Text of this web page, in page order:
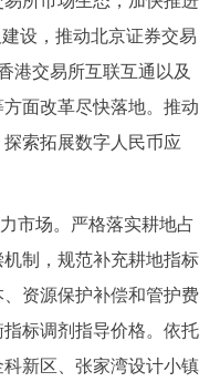
设，推动北京证券交易
港交易所互联互通以及
面改革尽快落地。推动
索拓展数字人民币应
场。严格落实耕地占
制，规范补充耕地指标
资源保护补偿和管护费
标调剂指导价格。依托
新区、张家湾设计小镇